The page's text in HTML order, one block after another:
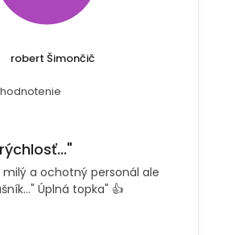
robert Šimončič
a ochotný personál ale
Úplná topka" 👍